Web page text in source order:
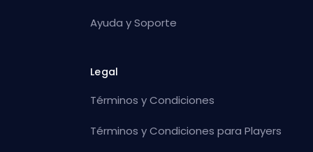
Ayuda y Soporte
Legal
Términos y Condiciones
Términos y Condiciones para Players